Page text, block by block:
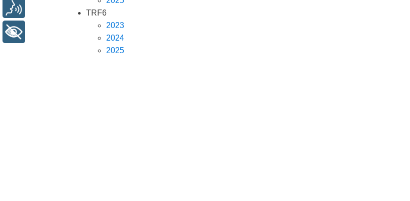
TRF6
2023
2024
2025